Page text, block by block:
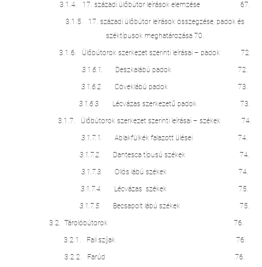
3.1.4. 17. századi ülőbútor leírások elemzése 67.
3.1.5. 17. századi ülőbútor leírások összegzése, padok és
széktípusok meghatározása 70.
3.1.6. Ülőbútorok szerkezet szerinti leírásai – padok 72.
3.1.6.1. Deszkalábú padok 72.
3.1.6.2.Cöveklábú padok 73.
3.1.6.3. Lécvázas szerkezetű padok 73.
3.1.7. Ülőbútorok szerkezet szerinti leírásai – székek 74.
3.1.7.1.Ablakfülkék falazott ülései 74.
3.1.7.2. Dantesca típusú székek 74.
3.1.7.3. Ollós lábú székek 74.
3.1.7.4. Lécvázas székek 75.
3.1.7.5. Becsapolt lábú székek 75.
3.2. Tárolóbútorok 76.
3.2.1. Fali szíjak 76.
3.2.2. Farúd 76.